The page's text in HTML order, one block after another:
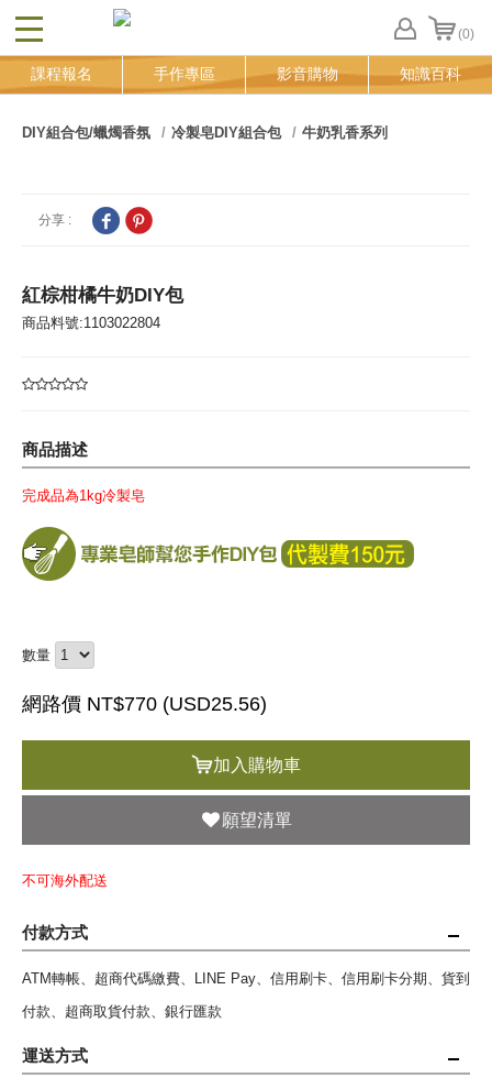
CLOSE (0)
FB
登
課程報名 手作專區 影音購物 知識百科
DIY組合包/蠟燭香氛 冷製皂DIY組合包 牛奶乳香系列
分享 :
紅棕柑橘牛奶DIY包
商品料號:1103022804
商品描述
完成品為1kg冷製皂
數量
網路價 NT$770 (USD25.56)
加入購物車
願望清單
不可海外配送
付款方式
ATM轉帳、超商代碼繳費、LINE Pay、信用刷卡、信用刷卡分期、貨到
付款、超商取貨付款、銀行匯款
運送方式